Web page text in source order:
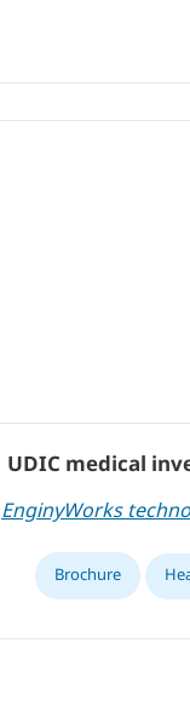
UDIC medical
EnginyWorks
Brochure